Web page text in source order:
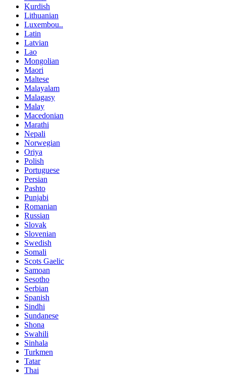
Kurdish
Lithuanian
Luxembou..
Latin
Latvian
Lao
Mongolian
Maori
Maltese
Malayalam
Malagasy
Malay
Macedonian
Marathi
Nepali
Norwegian
Oriya
Polish
Portuguese
Persian
Pashto
Punjabi
Romanian
Russian
Slovak
Slovenian
Swedish
Somali
Scots Gaelic
Samoan
Sesotho
Serbian
Spanish
Sindhi
Sundanese
Shona
Swahili
Sinhala
Turkmen
Tatar
Thai